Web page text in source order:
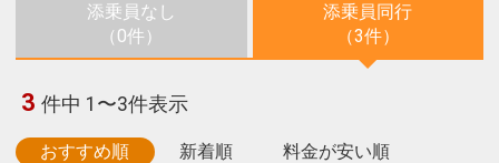
添乗員なし
（0件）
添乗員同行
（3件）
3 件中 1〜3件表示
おすすめ順 新着順 料金が安い順